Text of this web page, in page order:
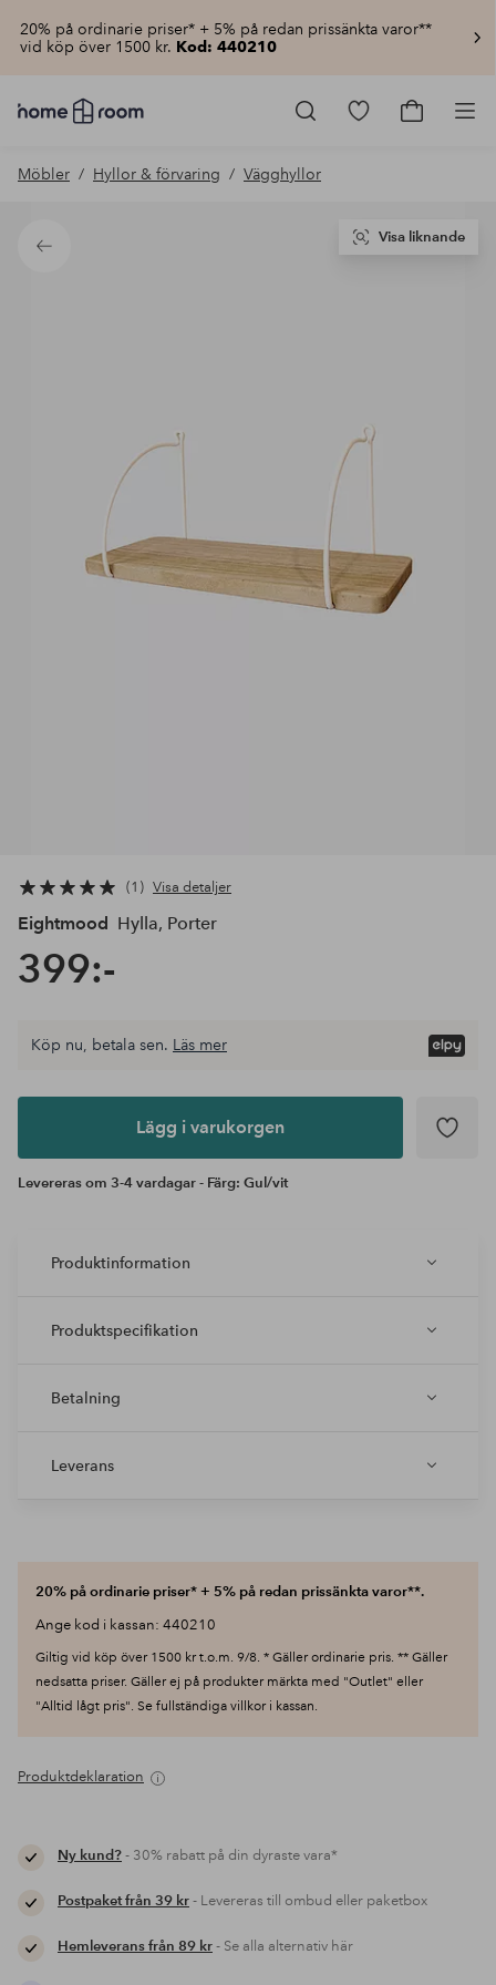
20% på ordinarie priser* + 5% på redan prissänkta varor**
vid köp över 1500 kr. Kod: 440210
Homeroom
–
hemmet
pris
Gå
Gå
Möbler Hyllor & förvaring Vägghyllor
Tillbaka
Visa liknande
1 Visa detaljer
Eightmood Hylla, Porter
399:-
Lägg i
Köp nu, betala sen. Läs mer
Lägg i varukorgen
Levereras om 3-4 vardagar - Färg: Gul/vit
Produktinformation
Produktspecifikation
Betalning
Leverans
20% på ordinarie priser* + 5% på redan prissänkta varor**.
Ange kod i kassan: 440210
Giltig vid köp över 1500 kr t.o.m. 9/8. * Gäller ordinarie pris. ** Gäller
nedsatta priser. Gäller ej på produkter märkta med "Outlet" eller
"Alltid lågt pris". Se fullständiga villkor i kassan.
Produktdeklaration
Ny kund?- 30% rabatt på din dyraste vara*
Postpaket från 39 kr- Levereras till ombud eller paketbox
Hemleverans från 89 kr- Se alla alternativ här